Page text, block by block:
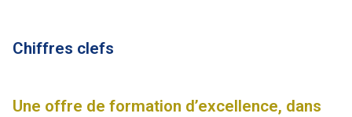
Chiffres clefs
Une offre de formation d’excellence, dans